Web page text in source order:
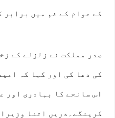
کے عوام کے غم میں برابر
صدر مملکت نے زلزلے کے
کی دعا کی اور کہا کہ
اس سانحے کا بہادری اور
کرینگے۔دریں اثنا